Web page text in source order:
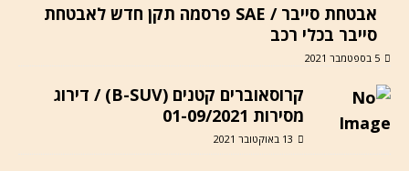
אבטחת סייבר / SAE פרסמה תקן חדש לאבטחת
סייבר בכלי רכב
5 בספטמבר 2021
קרוסאוברים קטנים (B-SUV) / דירוג
מסירות 01-09/2021
13 באוקטובר 2021